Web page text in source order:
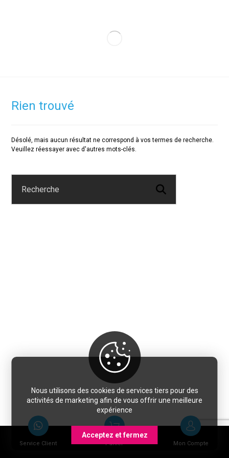
Rien trouvé
Désolé, mais aucun résultat ne correspond à vos termes de recherche.
Veuillez réessayer avec d'autres mots-clés.
Service Client Panier Mon Compte
Nous utilisons des cookies de services tiers pour des
activités de marketing afin de vous offrir une meilleure
expérience
Acceptez et fermez